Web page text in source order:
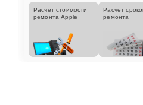
Расчет стоимости
ремонта Apple
Расчет
ремонта